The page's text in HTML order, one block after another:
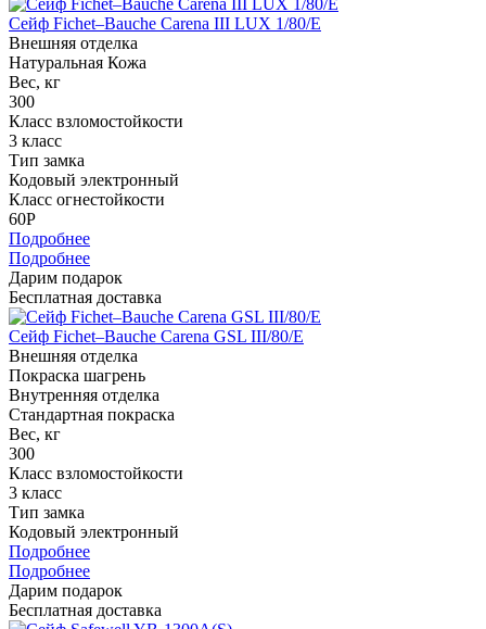
Сейф Fichet–Bauche Carena III LUX 1/80/E
Внешняя отделка
Натуральная Кожа
Вес, кг
300
Класс взломостойкости
3 класс
Тип замка
Кодовый электронный
Класс огнестойкости
60P
Подробнее
Подробнее
Дарим подарок
Бесплатная доставка
Сейф Fichet–Bauche Carena GSL III/80/E
Внешняя отделка
Покраска шагрень
Внутренняя отделка
Стандартная покраска
Вес, кг
300
Класс взломостойкости
3 класс
Тип замка
Кодовый электронный
Подробнее
Подробнее
Дарим подарок
Бесплатная доставка